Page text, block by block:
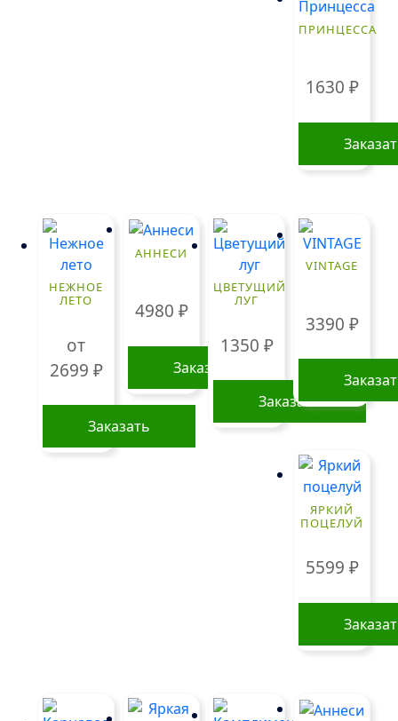
ПРИНЦЕССА
1630 ₽
НЕЖНОЕ
ЛЕТО
от
2699 ₽
Заказать
АННЕСИ
4980 ₽
Заказать
ЦВЕТУЩИЙ
ЛУГ
1350 ₽
Заказать
VINTAGE
3390 ₽
ЯРКИЙ
ПОЦЕЛУЙ
5599 ₽